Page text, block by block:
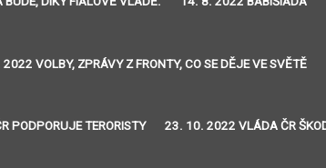
VOLBY, ZPRÁVY Z FRONTY, CO SE DĚJE VE SVĚTĚ
PODPORUJE TERORISTY 23. 10. 2022 VLÁDA ČR